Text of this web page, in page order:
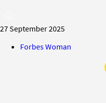
27 September 2025
Forbes Woman